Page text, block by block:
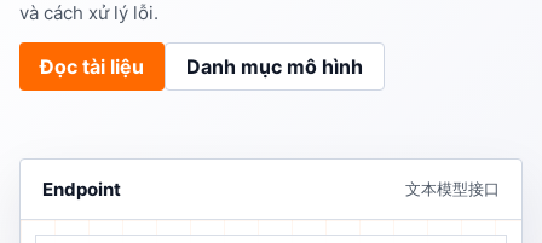
và cách xử lý lỗi.
Đọc tài liệu Danh mục mô hình
Endpoint 文本模型接口